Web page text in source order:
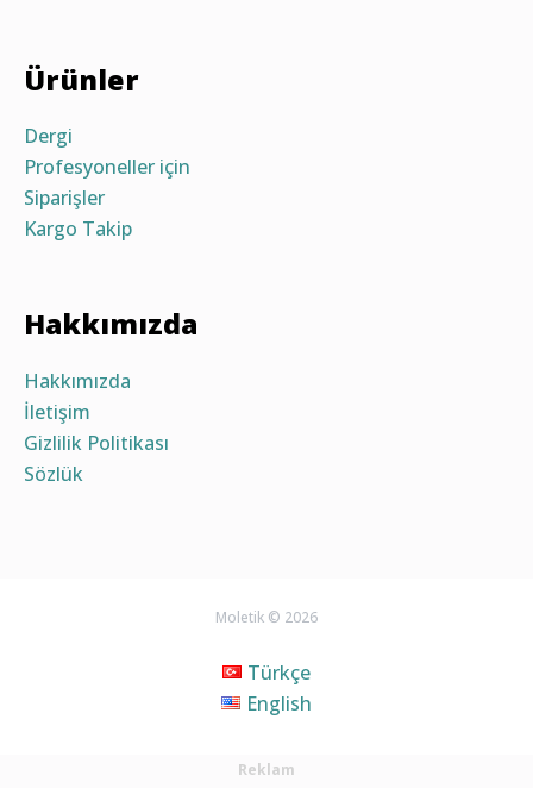
Ürünler
Dergi
Profesyoneller için
Siparişler
Kargo Takip
Hakkımızda
Hakkımızda
İletişim
Gizlilik Politikası
Sözlük
Moletik © 2026
Türkçe
English
Reklam